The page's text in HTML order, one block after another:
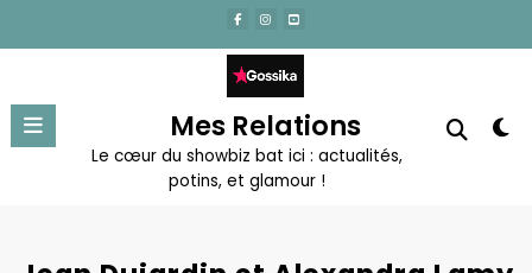
contenu
Mes Relations
Le cœur du showbiz bat ici : actualités,
potins, et glamour !